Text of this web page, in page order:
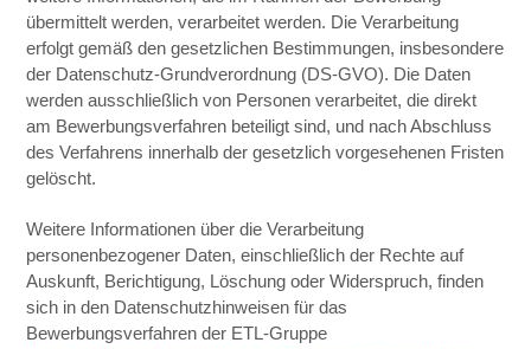
übermittelt werden, verarbeitet werden. Die Verarbeitung
erfolgt gemäß den gesetzlichen Bestimmungen, insbesondere
der Datenschutz-Grundverordnung (DS-GVO). Die Daten
werden ausschließlich von Personen verarbeitet, die direkt
am Bewerbungsverfahren beteiligt sind, und nach Abschluss
des Verfahrens innerhalb der gesetzlich vorgesehenen Fristen
gelöscht.
Weitere Informationen über die Verarbeitung
personenbezogener Daten, einschließlich der Rechte auf
Auskunft, Berichtigung, Löschung oder Widerspruch, finden
sich in den Datenschutzhinweisen für das
Bewerbungsverfahren der ETL-Gruppe